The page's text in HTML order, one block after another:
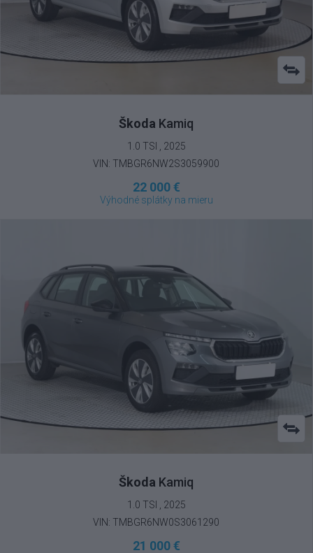
Škoda Kamiq
1.0 TSI , 2025
VIN: TMBGR6NW2S3059900
22 000 €
Výhodné splátky na mieru
Škoda Kamiq
1.0 TSI , 2025
VIN: TMBGR6NW0S3061290
21 000 €